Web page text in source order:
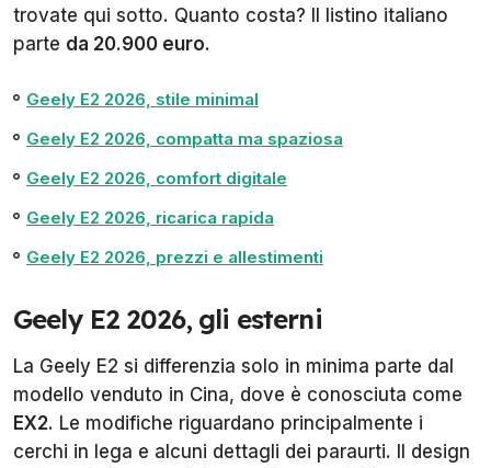
trovate qui sotto. Quanto costa? Il listino italiano
parte da 20.900 euro.
Geely E2 2026, stile minimal
Geely E2 2026, compatta ma spaziosa
Geely E2 2026, comfort digitale
Geely E2 2026, ricarica rapida
Geely E2 2026, prezzi e allestimenti
Geely E2 2026, gli esterni
La Geely E2 si differenzia solo in minima parte dal
modello venduto in Cina, dove è conosciuta come
EX2. Le modifiche riguardano principalmente i
cerchi in lega e alcuni dettagli dei paraurti. Il design